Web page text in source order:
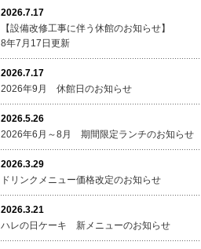
2026.7.17
【設備改修工事に伴う休館のお知らせ
8年7月17日更新
2026.7.17
2026年9月 休館日のお知らせ
2026.5.26
2026年6月～8月 期間限定ランチのお知らせ
2026.3.29
ドリンクメニュー価格改定のお知らせ
2026.3.21
ハレの日ケーキ 新メニューのお知らせ